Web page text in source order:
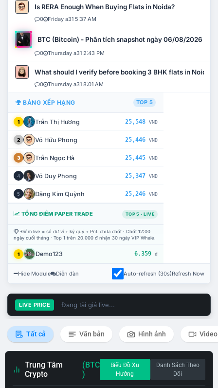
Is RERA Enough When Buying Flats in Noida?
0 Friday a31 5:37 AM
BTC (Bitcoin) - Phân tích snapshot ngày 06/08/2026
0 Thursday a31 2:43 PM
What should I verify before booking 3 BHK flats in Noida?
0 Thursday a31 8:01 AM
BẢNG XẾP HẠNG TOP 5
1 Trần Thị Hương 25,548 VNĐ
2 Võ Hữu Phong 25,446 VNĐ
3 Trần Ngọc Hà 25,445 VNĐ
4 Võ Duy Phong 25,347 VNĐ
5 Đặng Kim Quỳnh 25,246 VNĐ
TỔNG ĐIỂM PAPER TRADE TOP 5 · LIVE
Điểm live = số dư ví + ký quỹ + PnL chưa chốt · Chốt 12:00
ngày cuối tháng · Top 1 trên 20.000 đ nhận 30 ngày VIP Whale.
1 Demo123 6.359 đ
Hide Module Diễn đàn Auto-refresh (30s)Refresh Now
LIVE PRICE Đang tải giá live...
Tất cả Văn bản Hình ảnh Video
Trung Tâm
Crypto
(BTC
)
Biểu Đồ Xu
Hướng
Danh Sách Theo
Dõi